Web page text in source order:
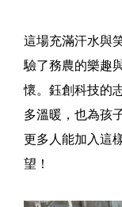
這場充滿汗水與
驗了務農的樂趣
懷。鈺創科技的
多溫暖，也為孩
更多人能加入這
望！